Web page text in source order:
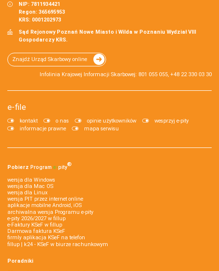
NIP: 7811934421
Regon: 365695953
KRS: 0001202973
Sąd Rejonowy Poznań Nowe Miasto i Wilda w Poznaniu Wydział VIII
Gospodarczy KRS.
Znajdź Urząd Skarbowy online
Infolinia Krajowej Informacji Skarbowej: 801 055 055, +48 22 330 03 30
e-file
kontakt o nas opinie użytkowników
wesprzyj e-pity
informacje prawne
mapa serwisu
Pobierz Program e‑pity®
wersja dla Windows
wersja dla Mac OS
wersja dla Linux
wersja PIT przez internet online
aplikacje mobilne Android, iOS
archiwalna wersja Programu e-pity
e-pity 2026/2027 w fillup
e‑Faktury KSeF w fillup
Darmowa faktura KSeF
firmly aplikacja KSeF na telefon
fillup | k24 - KSeF w biurze rachunkowym
Poradniki